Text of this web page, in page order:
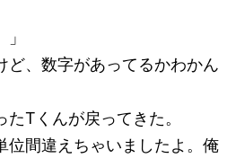
ど、数字があってるかわかん
Tくんが戻ってきた。
位間違えちゃいましたよ。俺